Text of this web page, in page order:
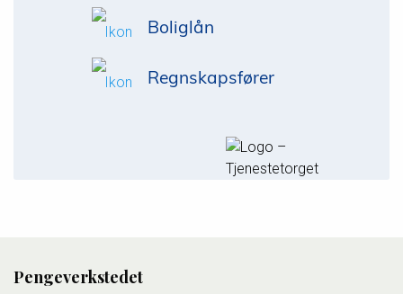
Boliglån
Regnskapsfører
Pengeverkstedet